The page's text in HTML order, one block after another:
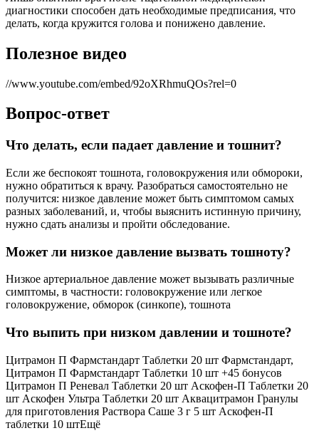
диагностики способен дать необходимые предписания, что
делать, когда кружится голова и понижено давление.
Полезное видео
//www.youtube.com/embed/92oXRhmuQOs?rel=0
Вопрос-ответ
Что делать, если падает давление и тошнит?
Если же беспокоят тошнота, головокружения или обмороки,
нужно обратиться к врачу. Разобраться самостоятельно не
получится: низкое давление может быть симптомом самых
разных заболеваний, и, чтобы выяснить истинную причину,
нужно сдать анализы и пройти обследование.
Может ли низкое давление вызвать тошноту?
Низкое артериальное давление может вызывать различные
симптомы, в частности: головокружение или легкое
головокружение, обморок (синкопе), тошнота
Что выпить при низком давлении и тошноте?
Цитрамон П Фармстандарт Таблетки 20 шт Фармстандарт,
Цитрамон П Фармстандарт Таблетки 10 шт +45 бонусов
Цитрамон П Реневал Таблетки 20 шт Аскофен-П Таблетки 20
шт Аскофен Ультра Таблетки 20 шт Аквацитрамон Гранулы
для приготовления Раствора Саше 3 г 5 шт Аскофен-П
таблетки 10 штЕщё